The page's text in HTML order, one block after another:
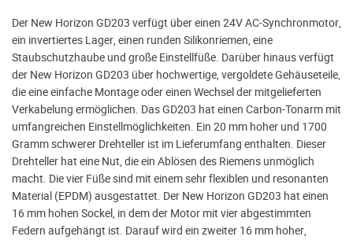
Der New Horizon GD203 verfügt über einen 24V AC-Synchronmotor,
ein invertiertes Lager, einen runden Silikonriemen, eine
Staubschutzhaube und große Einstellfüße. Darüber hinaus verfügt
der New Horizon GD203 über hochwertige, vergoldete Gehäuseteile,
die eine einfache Montage oder einen Wechsel der mitgelieferten
Verkabelung ermöglichen. Das GD203 hat einen Carbon-Tonarm mit
umfangreichen Einstellmöglichkeiten. Ein 20 mm hoher und 1700
Gramm schwerer Drehteller ist im Lieferumfang enthalten. Dieser
Drehteller hat eine Nut, die ein Ablösen des Riemens unmöglich
macht. Die vier Füße sind mit einem sehr flexiblen und resonanten
Material (EPDM) ausgestattet. Der New Horizon GD203 hat einen
16 mm hohen Sockel, in dem der Motor mit vier abgestimmten
Federn aufgehängt ist. Darauf wird ein zweiter 16 mm hoher,